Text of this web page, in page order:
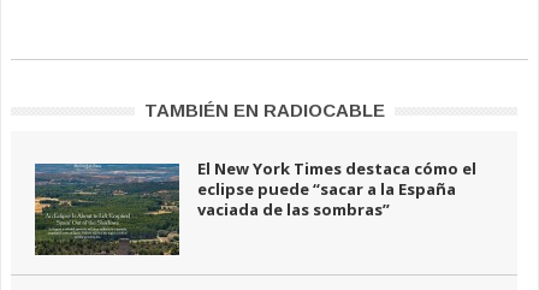
TAMBIÉN EN RADIOCABLE
El New York Times destaca cómo el
eclipse puede “sacar a la España
vaciada de las sombras”